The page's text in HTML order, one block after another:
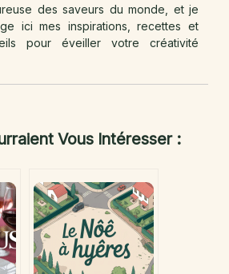
des saveurs du monde, et je
ici mes inspirations, recettes et
pour éveiller votre créativité
Vous Intéresser :